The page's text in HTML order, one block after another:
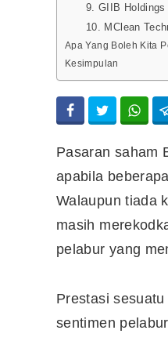
9. GIIB Holdings
10. MClean
Apa Yang Boleh Kita
Kesimpulan
Pasaran saham
apabila
Walaupun tiada
masih
pelabur yang
Prestasi
sentimen